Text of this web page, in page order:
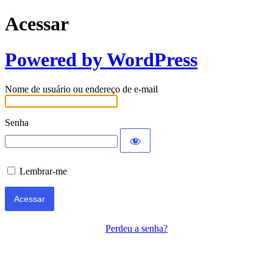
Acessar
Powered by WordPress
Nome de usuário ou endereço de e-mail
Senha
Lembrar-me
Perdeu a senha?